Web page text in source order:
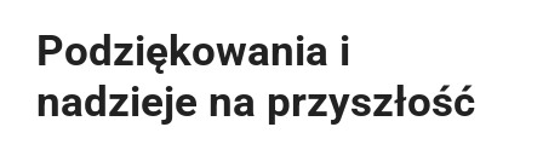
Podziękowania i
nadzieje na przyszłość